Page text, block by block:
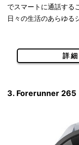
でスマートに通話する
日々の生活のあらゆる
詳
3. Forerunner 265